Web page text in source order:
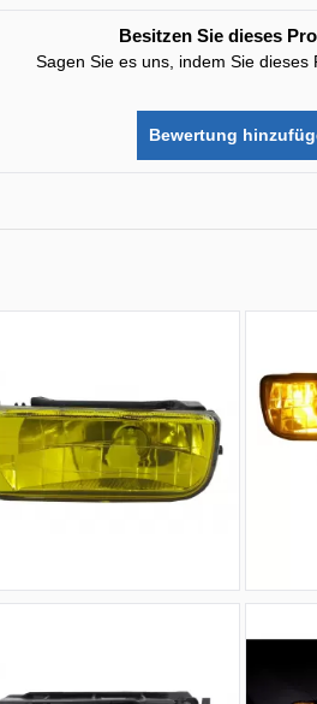
Besitzen Sie dieses
Sagen Sie es uns, indem Sie dieses
Bewertung